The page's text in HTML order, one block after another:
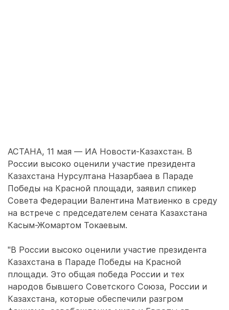
АСТАНА, 11 мая — ИА Новости-Казахстан. В
России высоко оценили участие президента
Казахстана Нурсултана Назарбаеа в Параде
Победы на Красной площади, заявил спикер
Совета Федерации Валентина Матвиенко в среду
на встрече с председателем сената Казахстана
Касым-Жомартом Токаевым.
"В России высоко оценили участие президента
Казахстана в Параде Победы на Красной
площади. Это общая победа России и тех
народов бывшего Советского Союза, России и
Казахстана, которые обеспечили разгром